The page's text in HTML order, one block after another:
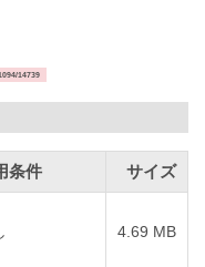
14739
条件 サイズ
4.69 MB